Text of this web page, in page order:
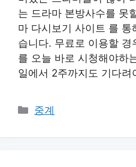
는 드라마 본방사수를 못
마 다시보기 사이트 를
습니다. 무료로 이용할
를 오늘 바로 시청해야하
일에서 2주까지도 기다
카
중계